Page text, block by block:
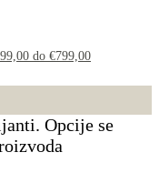
do €799,00
Opcije se